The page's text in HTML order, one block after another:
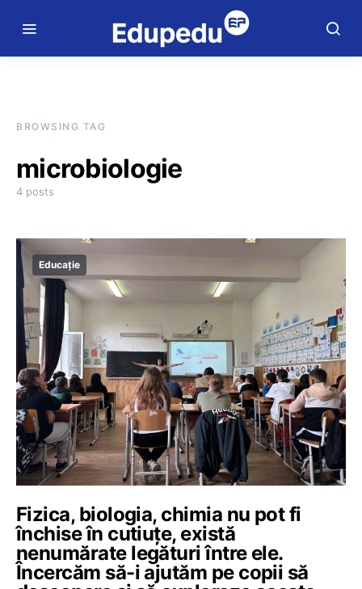
BROWSING TAG
microbiologie
4 posts
Educație
Fizica, biologia, chimia nu pot fi
închise în cutiuțe, există
nenumărate legături între ele.
Încercăm să-i ajutăm pe copii să